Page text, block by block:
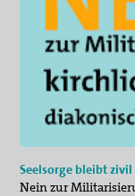
Seelsorge bleibt zivil
Nein zur